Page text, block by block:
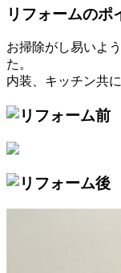
リフォームのポ
お掃除がし易いよ
た。
内装、キッチン共